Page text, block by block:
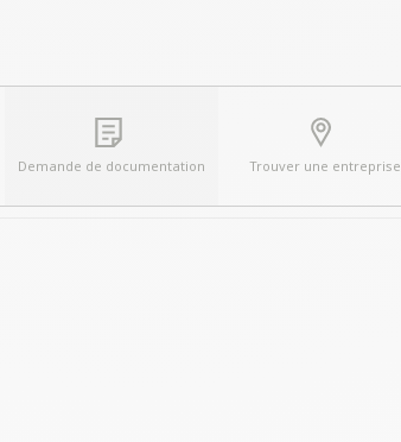
Demande de documentation Trouver une entreprise